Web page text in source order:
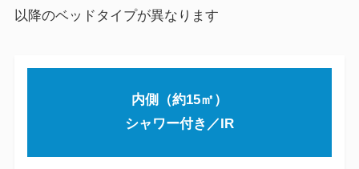
以降のベッドタイプが異なります
内側（約15㎡）
シャワー付き／IR